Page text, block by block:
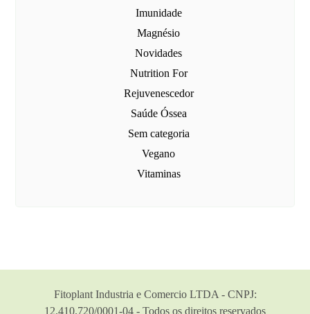
Imunidade
Magnésio
Novidades
Nutrition For
Rejuvenescedor
Saúde Óssea
Sem categoria
Vegano
Vitaminas
Fitoplant Industria e Comercio LTDA - CNPJ:
12.410.720/0001-04 - Todos os direitos reservados